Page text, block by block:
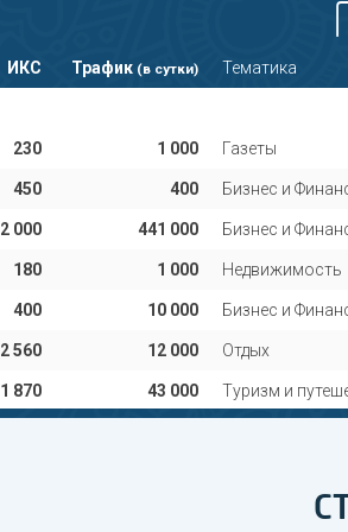
ИКС Трафик (в сутки) Тематика
230 1 000 Газеты
450 400 Бизнес и
2 000 441 000 Бизнес и
180 1 000 Недвижимость
400 10 000 Бизнес и
2 560 12 000 Отдых
1 870 43 000 Туризм и